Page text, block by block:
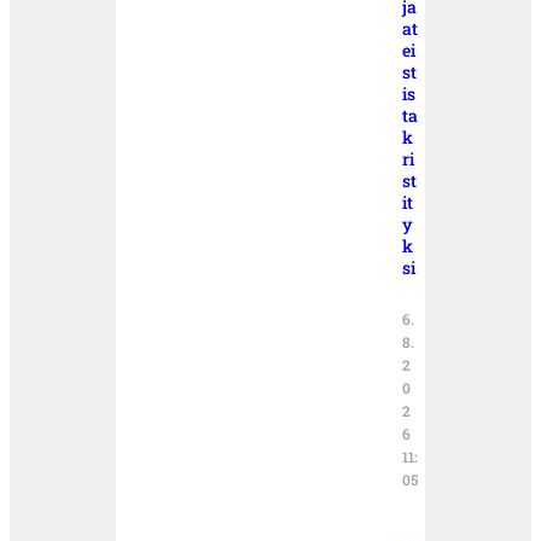
ja
at
ei
st
is
ta
k
ri
st
it
y
k
si
6.
8.
2
0
2
6
11:
05